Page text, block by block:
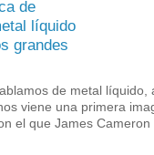
de
líquido
grandes
de metal líquido,
viene una primera
el que James Cameron